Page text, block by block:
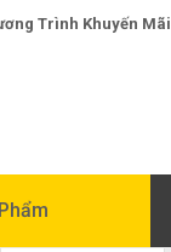
Trình Khuyến Mãi